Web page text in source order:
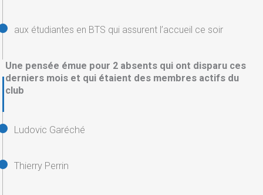
aux étudiantes en BTS qui assurent l’accueil ce soir
Une pensée émue pour 2 absents qui ont disparu ces
derniers mois et qui étaient des membres actifs du
club
Ludovic Garéché
Thierry Perrin